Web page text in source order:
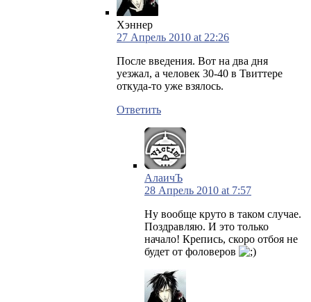
Хэннер
27 Апрель 2010 at 22:26
После введения. Вот на два дня
уезжал, а человек 30-40 в Твиттере
откуда-то уже взялось.
Ответить
АлаичЪ
28 Апрель 2010 at 7:57
Ну вообще круто в таком случае.
Поздравляю. И это только
начало! Крепись, скоро отбоя не
будет от фоловеров